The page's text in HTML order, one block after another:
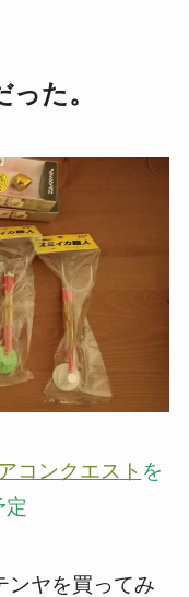
た。
コンクエスト を
定
ンヤを買ってみ